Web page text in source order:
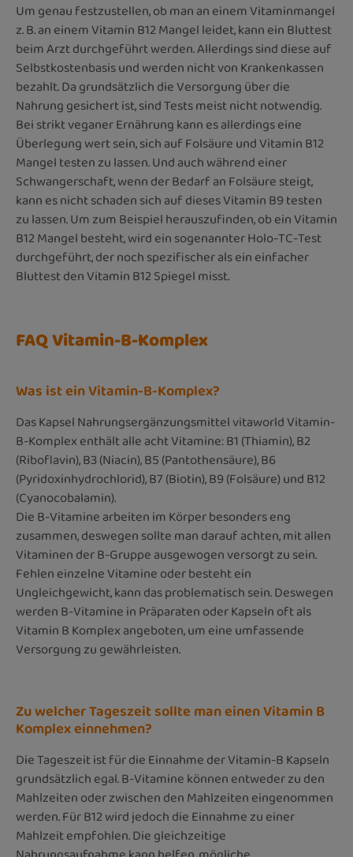
Um genau festzustellen, ob man an einem Vitaminmangel
z. B. an einem Vitamin B12 Mangel leidet, kann ein Bluttest
beim Arzt durchgeführt werden. Allerdings sind diese auf
Selbstkostenbasis und werden nicht von Krankenkassen
bezahlt. Da grundsätzlich die Versorgung über die
Nahrung gesichert ist, sind Tests meist nicht notwendig.
Bei strikt veganer Ernährung kann es allerdings eine
Überlegung wert sein, sich auf Folsäure und Vitamin B12
Mangel testen zu lassen. Und auch während einer
Schwangerschaft, wenn der Bedarf an Folsäure steigt,
kann es nicht schaden sich auf dieses Vitamin B9 testen
zu lassen. Um zum Beispiel herauszufinden, ob ein Vitamin
B12 Mangel besteht, wird ein sogenannter Holo-TC-Test
durchgeführt, der noch spezifischer als ein einfacher
Bluttest den Vitamin B12 Spiegel misst.
FAQ Vitamin-B-Komplex
Was ist ein Vitamin-B-Komplex?
Das Kapsel Nahrungsergänzungsmittel vitaworld Vitamin-
B-Komplex enthält alle acht Vitamine: B1 (Thiamin), B2
(Riboflavin), B3 (Niacin), B5 (Pantothensäure), B6
(Pyridoxinhydrochlorid), B7 (Biotin), B9 (Folsäure) und B12
(Cyanocobalamin).
Die B-Vitamine arbeiten im Körper besonders eng
zusammen, deswegen sollte man darauf achten, mit allen
Vitaminen der B-Gruppe ausgewogen versorgt zu sein.
Fehlen einzelne Vitamine oder besteht ein
Ungleichgewicht, kann das problematisch sein. Deswegen
werden B-Vitamine in Präparaten oder Kapseln oft als
Vitamin B Komplex angeboten, um eine umfassende
Versorgung zu gewährleisten.
Zu welcher Tageszeit sollte man einen Vitamin B
Komplex einnehmen?
Die Tageszeit ist für die Einnahme der Vitamin-B Kapseln
grundsätzlich egal.B-Vitamine können entweder zu den
Mahlzeiten oder zwischen den Mahlzeiten eingenommen
werden. Für B12 wird jedoch die Einnahme zu einer
Mahlzeit empfohlen.Die gleichzeitige